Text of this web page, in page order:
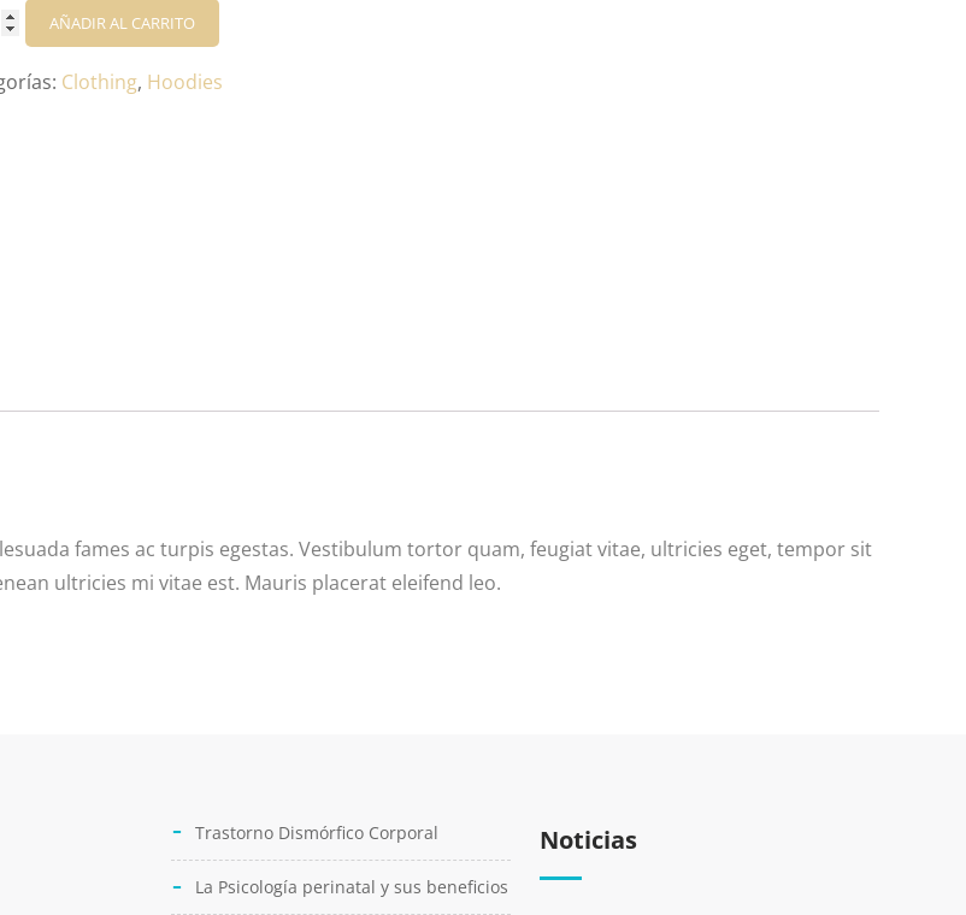
AÑADIR AL CARRITO
Clothing, Hoodies
fames ac turpis egestas. Vestibulum tortor quam, feugiat vitae, ultricies eget, tempor sit
ultricies mi vitae est. Mauris placerat eleifend leo.
Trastorno Dismórfico Corporal
La Psicología perinatal y sus beneficios
Noticias